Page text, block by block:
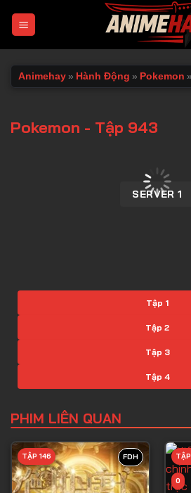
Animehay » Hành Động » Pokemon »
Pokemon - Tập 943
SERVER 1
Tập 1
Tập 2
Tập 3
Tập 4
Tập 6
Tập 7
Tập 8
PHIM LIÊN QUAN
FDH
TẬP 146
0